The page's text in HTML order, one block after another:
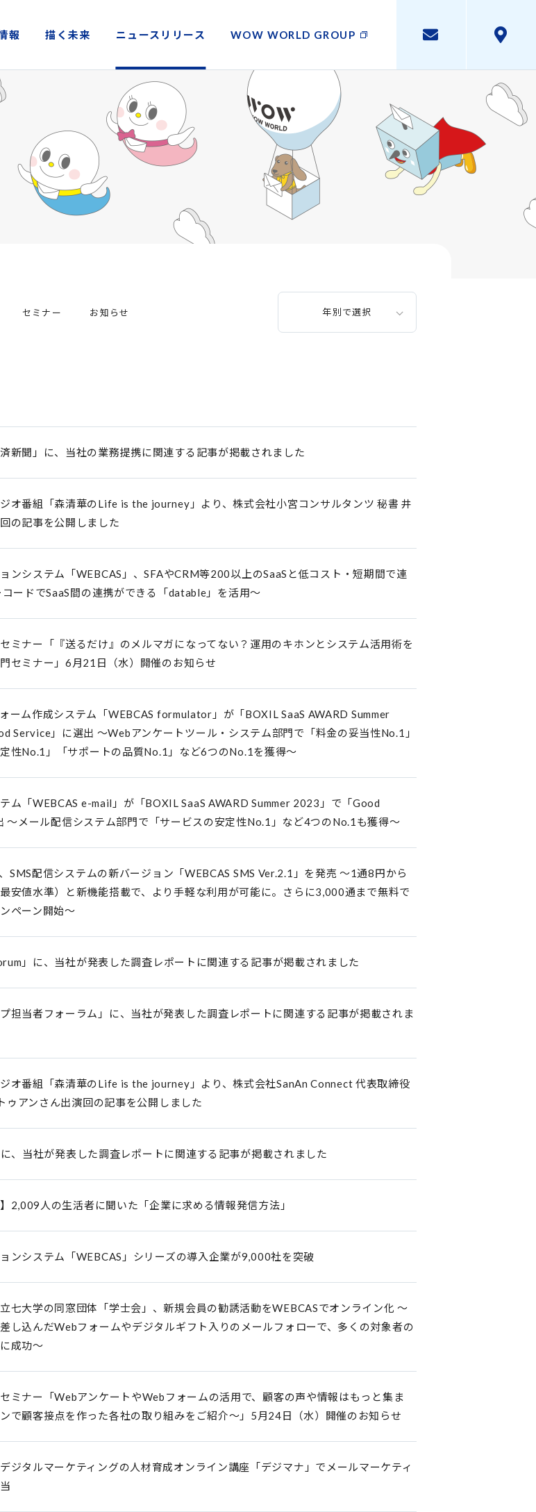
報 描く未来 ニュースリリース WOW WORLD GROUP
セミナー お知らせ 年別で選択
済新聞」に、当社の業務提携に関連する記事が掲載されました
ジオ番組「森清華のLife is the journey」より、株式会社小宮コンサルタンツ 秘書 井
の記事を公開しました
ンシステム「WEBCAS」、SFAやCRM等200以上のSaaSと低コスト・短期間で連
ードでSaaS間の連携ができる「datable」を活用～
ミナー「『送るだけ』のメルマガになってない？運用のキホンとシステム活用術を
セミナー」6月21日（水）開催のお知らせ
ーム作成システム「WEBCAS formulator」が「BOXIL SaaS AWARD Summer
Service」に選出 ～Webアンケートツール・システム部門で「料金の妥当性No.1」
定性No.1」「サポートの品質No.1」など6つのNo.1を獲得～
ム「WEBCAS e-mail」が「BOXIL SaaS AWARD Summer 2023」で「Good
～メール配信システム部門で「サービスの安定性No.1」など4つのNo.1も獲得～
SMS配信システムの新バージョン「WEBCAS SMS Ver.2.1」を発売 ～1通8円から
安値水準）と新機能搭載で、より手軽な利用が可能に。さらに3,000通まで無料で
ペーン開始～
」に、当社が発表した調査レポートに関連する記事が掲載されました
プ担当者フォーラム」に、当社が発表した調査レポートに関連する記事が掲載されま
ジオ番組「森清華のLife is the journey」より、株式会社SanAn Connect 代表取締役
ゥアンさん出演回の記事を公開しました
、当社が発表した調査レポートに関連する記事が掲載されました
】2,009人の生活者に聞いた「企業に求める情報発信方法」
ンシステム「WEBCAS」シリーズの導入企業が9,000社を突破
立七大学の同窓団体「学士会」、新規会員の勧誘活動をWEBCASでオンライン化 ～
し込んだWebフォームやデジタルギフト入りのメールフォローで、多くの対象者の
成功～
ミナー「WebアンケートやWebフォームの活用で、顧客の声や情報はもっと集ま
で顧客接点を作った各社の取り組みをご紹介～」5月24日（水）開催のお知らせ
ジタルマーケティングの人材育成オンライン講座「デジマナ」でメールマーケティ